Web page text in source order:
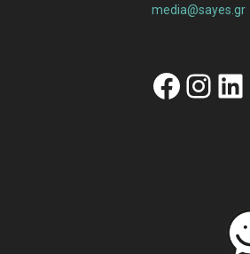
media@sayes.gr